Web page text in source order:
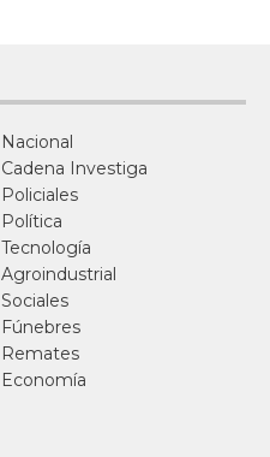
Nacional
Cadena Investiga
Policiales
Política
Tecnología
Agroindustrial
Sociales
Fúnebres
Remates
Economía